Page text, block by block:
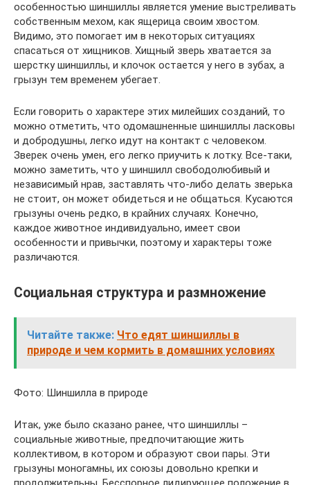
особенностью шиншиллы является умение выстреливать
собственным мехом, как ящерица своим хвостом.
Видимо, это помогает им в некоторых ситуациях
спасаться от хищников. Хищный зверь хватается за
шерстку шиншиллы, и клочок остается у него в зубах, а
грызун тем временем убегает.
Если говорить о характере этих милейших созданий, то
можно отметить, что одомашненные шиншиллы ласковы
и добродушны, легко идут на контакт с человеком.
Зверек очень умен, его легко приучить к лотку. Все-таки,
можно заметить, что у шиншилл свободолюбивый и
независимый нрав, заставлять что-либо делать зверька
не стоит, он может обидеться и не общаться. Кусаются
грызуны очень редко, в крайних случаях. Конечно,
каждое животное индивидуально, имеет свои
особенности и привычки, поэтому и характеры тоже
различаются.
Социальная структура и размножение
Читайте также: Что едят шиншиллы в
природе и чем кормить в домашних условиях
Фото: Шиншилла в природе
Итак, уже было сказано ранее, что шиншиллы –
социальные животные, предпочитающие жить
коллективом, в котором и образуют свои пары. Эти
грызуны моногамны, их союзы довольно крепки и